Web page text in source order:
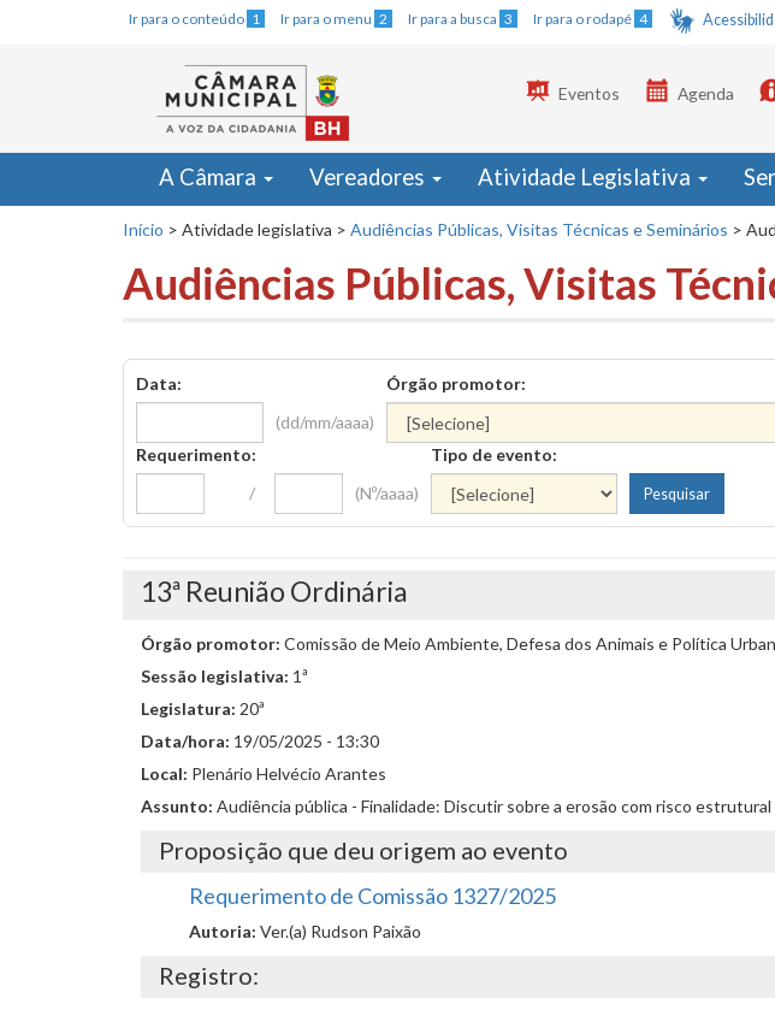
Ir para o conteúdo 1 Ir para o menu 2 Ir para a busca 3 Ir para o rodapé 4
Eventos Agenda
A Câmara Vereadores Atividade Legislativa
Início > Atividade legislativa > Audiências Públicas, Visitas Técnicas e Seminários >
Audiências Públicas, Visitas
Data:
(dd/mm/aaaa)
Órgão promotor:
Requerimento:
/
(Nº/aaaa)
Tipo de evento:
13ª Reunião Ordinária
Órgão promotor: Comissão de Meio Ambiente, Defesa dos Animais e Política
Sessão legislativa: 1ª
Legislatura: 20ª
Data/hora: 19/05/2025 - 13:30
Local: Plenário Helvécio Arantes
Assunto: Audiência pública - Finalidade: Discutir sobre a erosão com risco
Proposição que deu origem ao evento
Requerimento de Comissão 1327/2025
Autoria: Ver.(a) Rudson Paixão
Registro: